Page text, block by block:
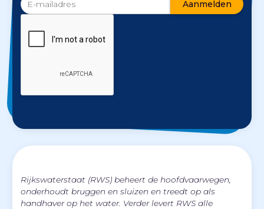
Rijkswaterstaat (RWS) beheert de hoofdvaarwegen,
onderhoudt bruggen en sluizen en treedt op als
handhaver op het water. Verder levert RWS alle